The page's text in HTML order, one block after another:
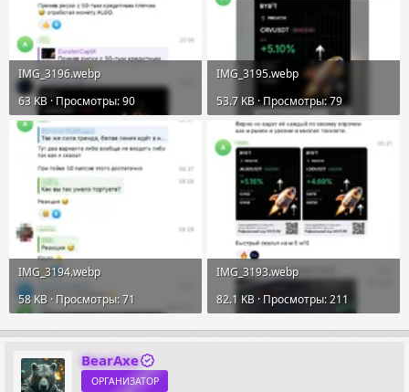
IMG_3196.webp
63 KB · Просмотры: 90
IMG_3195.webp
53.7 KB · Просмотры: 79
IMG_3194.webp
58 KB · Просмотры: 71
IMG_3193.webp
82.1 KB · Просмотры: 211
BearAxe
ОРГАНИЗАТОР